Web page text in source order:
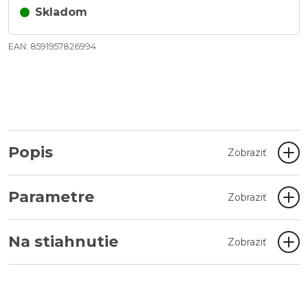
Skladom
EAN: 8591957826994
Popis Zobraziť
Parametre Zobraziť
Na stiahnutie Zobraziť